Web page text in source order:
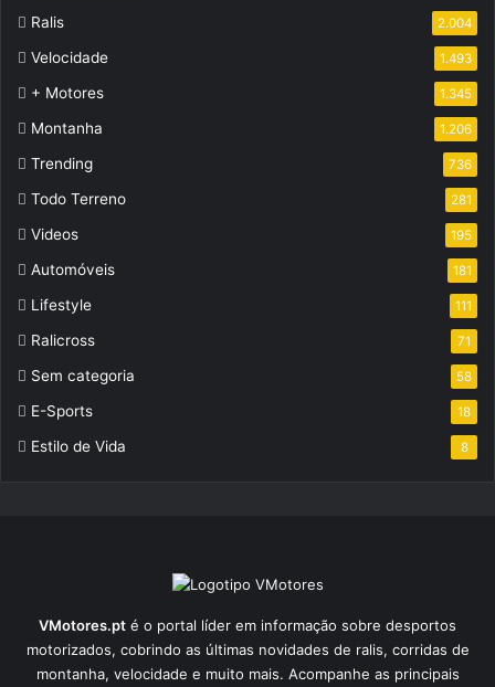
Ralis 2.004
Velocidade 1.493
+ Motores 1.345
Montanha 1.206
Trending 736
Todo Terreno 281
Videos 195
Automóveis 181
Lifestyle 111
Ralicross 71
Sem categoria 58
E-Sports 18
Estilo de Vida 8
VMotores.pt é o portal líder em informação sobre desportos
motorizados, cobrindo as últimas novidades de ralis, corridas de
montanha, velocidade e muito mais. Acompanhe as principais